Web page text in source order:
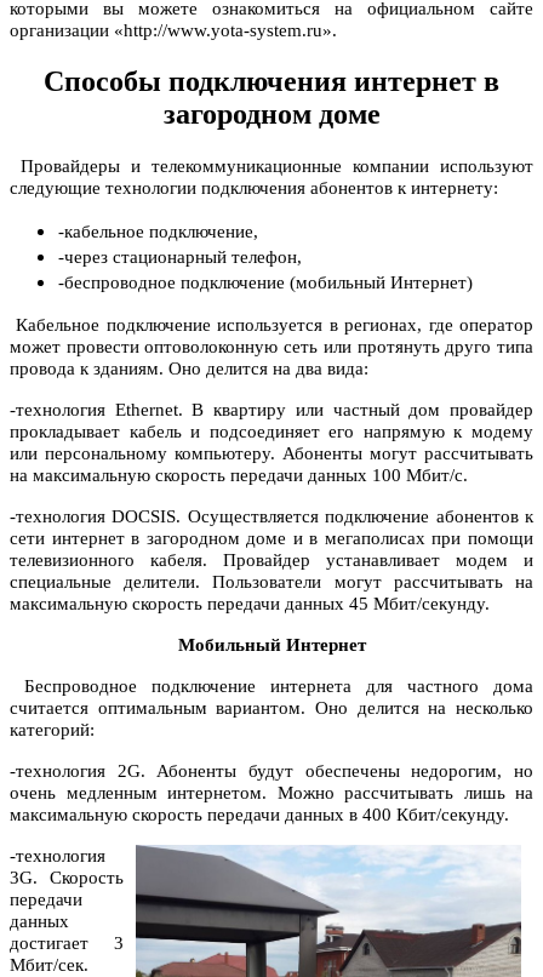
которыми вы можете ознакомиться на официальном сайте
организации «http://www.yota-system.ru».
Способы подключения интернет в
загородном доме
Провайдеры и телекоммуникационные компании используют
следующие технологии подключения абонентов к интернету:
-кабельное подключение,
-через стационарный телефон,
-беспроводное подключение (мобильный Интернет)
Кабельное подключение используется в регионах, где оператор
может провести оптоволоконную сеть или протянуть друго типа
провода к зданиям. Оно делится на два вида:
-технология Ethernet. В квартиру или частный дом провайдер
прокладывает кабель и подсоединяет его напрямую к модему
или персональному компьютеру. Абоненты могут рассчитывать
на максимальную скорость передачи данных 100 Мбит/с.
-технология DOCSIS. Осуществляется подключение абонентов к
сети интернет в загородном доме и в мегаполисах при помощи
телевизионного кабеля. Провайдер устанавливает модем и
специальные делители. Пользователи могут рассчитывать на
максимальную скорость передачи данных 45 Мбит/секунду.
Мобильный Интернет
Беспроводное подключение интернета для частного дома
считается оптимальным вариантом. Оно делится на несколько
категорий:
-технология 2G. Абоненты будут обеспечены недорогим, но
очень медленным интернетом. Можно рассчитывать лишь на
максимальную скорость передачи данных в 400 Кбит/секунду.
-технология
3G. Скорость
передачи
данных
достигает 3
Мбит/сек.